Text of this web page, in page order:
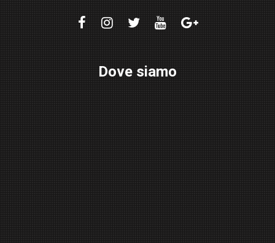
Dove siamo